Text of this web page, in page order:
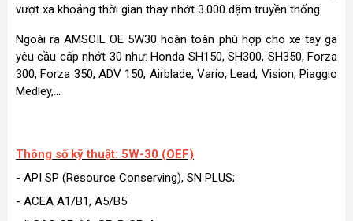
vượt xa khoảng thời gian thay nhớt 3.000 dặm truyền thống.
Ngoài ra AMSOIL OE 5W30 hoàn toàn phù hợp cho xe tay ga
yêu cầu cấp nhớt 30 như: Honda SH150, SH300, SH350, Forza
300, Forza 350, ADV 150, Airblade, Vario, Lead, Vision, Piaggio
Medley,...
Thông số kỹ thuật: 5W-30 (OEF)
- API SP (Resource Conserving), SN PLUS;
- ACEA A1/B1, A5/B5